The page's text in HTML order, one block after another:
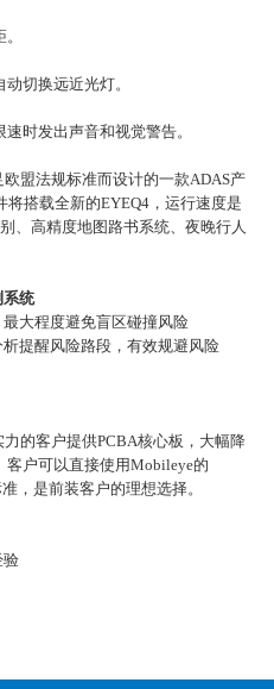
切换远近光灯。
时发出声音和视觉警告。
盟法规标准而设计的一款ADAS产
搭载全新的EYEQ4，运行速度是
、高精度地图路书系统、夜晚行人
系统
大程度避免盲区碰撞风险
提醒风险路段，有效规避风险
的客户提供PCBA核心板，大幅降
户可以直接使用Mobileye的
，是前装客户的理想选择。
验